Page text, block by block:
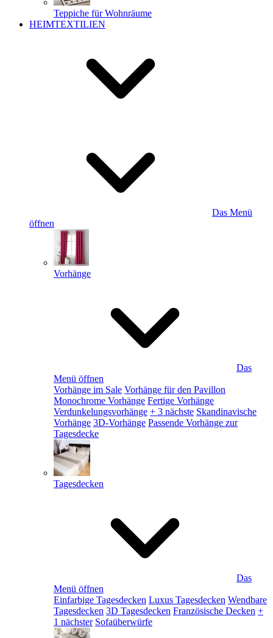
Teppiche für Wohnräume
HEIMTEXTILIEN
Das Menü
öffnen
Vorhänge
Das
Menü öffnen
Vorhänge im Sale Vorhänge für den Pavillon
Monochrome Vorhänge Fertige Vorhänge
Verdunkelungsvorhänge + 3 nächste Skandinavische
Vorhänge 3D-Vorhänge Passende Vorhänge zur
Tagesdecke
Tagesdecken
Das
Menü öffnen
Einfarbige Tagesdecken Luxus Tagesdecken Wendbare
Tagesdecken 3D Tagesdecken Französische Decken +
1 nächster Sofaüberwürfe